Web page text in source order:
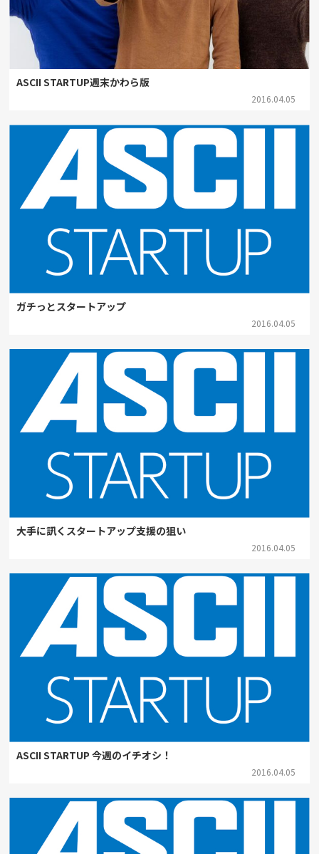
ASCII STARTUP週末かわら版
2016.04.05
ガチっとスタートアップ
2016.04.05
大手に訊くスタートアップ支援の狙い
2016.04.05
ASCII STARTUP 今週のイチオシ！
2016.04.05